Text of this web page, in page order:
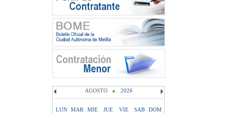
AGOSTO 2026
LUN MAR MIE JUE VIE SAB DOM